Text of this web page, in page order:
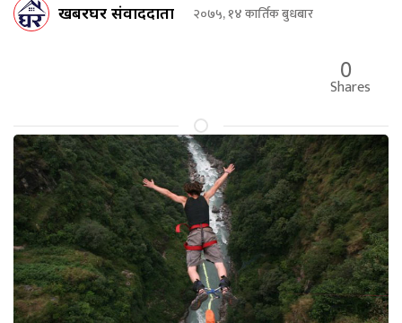
खबरघर संवाददाता २०७५, १४ कार्तिक बुधबार
0
Shares